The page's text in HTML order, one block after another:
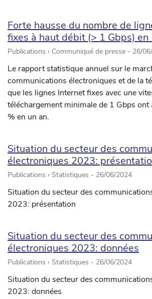
Forte hausse du nombre de
fixes à haut débit (> 1 Gbps)
Publications › Communiqué de presse - 26/
Le rapport statistique annuel sur le
communications électroniques et de la
que les lignes Internet fixes avec une
téléchargement minimale de 1 Gbps ont
% en un an.
Situation du secteur des
électroniques 2023:
Publications › Statistiques - 26/06/2024
Situation du secteur des
2023: présentation
Situation du secteur des
électroniques 2023: données
Publications › Statistiques - 26/06/2024
Situation du secteur des
2023: données